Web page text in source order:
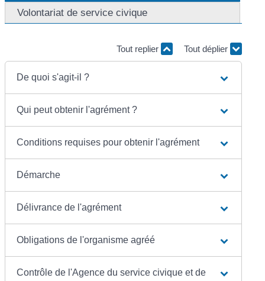
Volontariat de service civique
Tout replier Tout déplier
De quoi s'agit-il ?
Qui peut obtenir l'agrément ?
Conditions requises pour obtenir l'agrément
Démarche
Délivrance de l'agrément
Obligations de l'organisme agréé
Contrôle de l'Agence du service civique et de